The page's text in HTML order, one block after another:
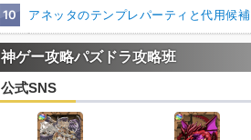
10 アネッタのテンプレパーティと代用候補
神ゲー攻略パズドラ攻略班
公式SNS